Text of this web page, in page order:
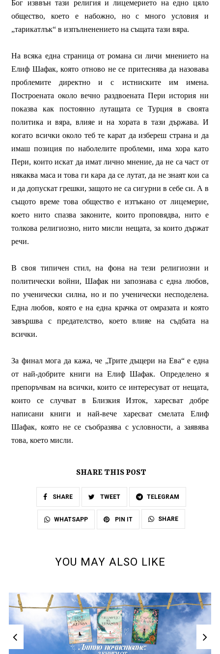
Бог изввън тази религия и лицемерието на едно цяло
общество, което е набожно, но с много условия и
„тарикатлък“ в изпълненението на същата тази вяра.
На всяка една страница от романа си личи мнението на
Елиф Шафак, която отново не се притеснява да назовава
проблемите директно и с истниските им имена.
Построената около вечно раздвоената Пери история ни
показва как постоянно лутащата се Турция в своята
политика и вяра, влияе и на хората в тази държава. И
когато всички около теб те карат да избереш страна и да
имаш позиция по наболелите проблеми, има хора като
Пери, които искат да имат лично мнение, да не са част от
някаква маса и това ги кара да се лутат, да не знаят кои са
и да допускат грешки, защото не са сигурни в себе си. А в
същото време това общество е изтъкано от лицемерие,
което нито спазва законите, които проповядва, нито е
толкова религиозно, нито мисли нещата, за които държат
речи.
В своя типичен стил, на фона на тези религиозни и
политически войни, Шафак ни запознава с една любов,
по ученически силна, но и по ученически несподелена.
Една любов, която е на една крачка от омразата и която
завършва с предателство, което влияе на съдбата на
всички.
За финал мога да кажа, че „Трите дъщери на Ева“ е една
от най-добрите книги на Елиф Шафак. Определено я
препоръчвам на всички, които се интересуват от нещата,
които се случват в Близкия Изток, харесват добре
написани книги и най-вече харесват смелата Елиф
Шафак, която не се съобразява с условности, а заявява
това, което мисли.
SHARE THIS POST
SHARE TWEET TELEGRAM
WHATSAPP PIN IT SHARE
YOU MAY ALSO LIKE